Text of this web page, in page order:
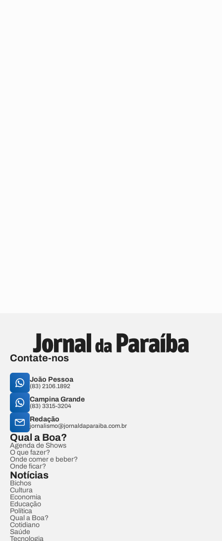
Contate-nos
João Pessoa
(83) 2106.1892
Campina Grande
(83) 3315-3204
Redação
jornalismo@jornaldaparaiba.com.br
Qual a Boa?
Agenda de Shows
O que fazer?
Onde comer e beber?
Onde ficar?
Notícias
Bichos
Cultura
Economia
Educação
Política
Qual a Boa?
Cotidiano
Saúde
Tecnologia